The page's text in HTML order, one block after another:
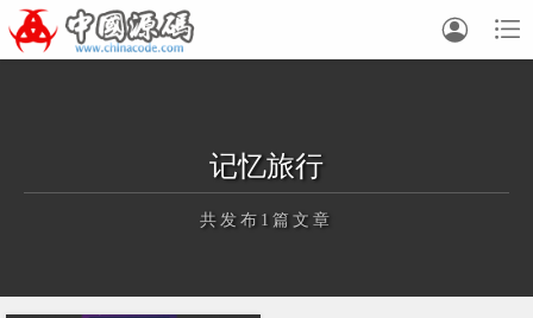


记忆旅行
共发布1篇文章